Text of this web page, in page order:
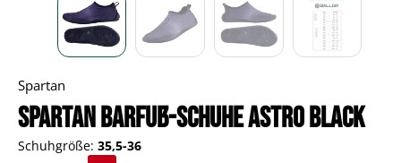
Spartan
Spartan Barfuß-Schuhe Astro black
Schuhgröße: 35,5-36